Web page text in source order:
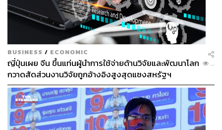
BUSINESS / ECONOMIC
ญี่ปุ่นเผย จีน ขึ้นแท่นผู้นำการใช้จ่ายด้านวิจัยและพัฒนาโลก
กวาดสัดส่วนงานวิจัยถูกอ้างอิงสูงสุดแซงสหรัฐฯ
...